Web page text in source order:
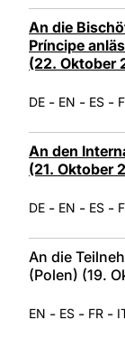
An die
Príncipe
(22. Oktober
DE - EN - ES -
An den
(21. Oktober
DE - EN - ES -
An die
(Polen) (19.
EN - ES - FR -